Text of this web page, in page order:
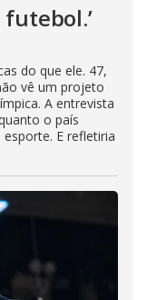
do que ele. 47,
vê um projeto
A entrevista
o país
E refletiria